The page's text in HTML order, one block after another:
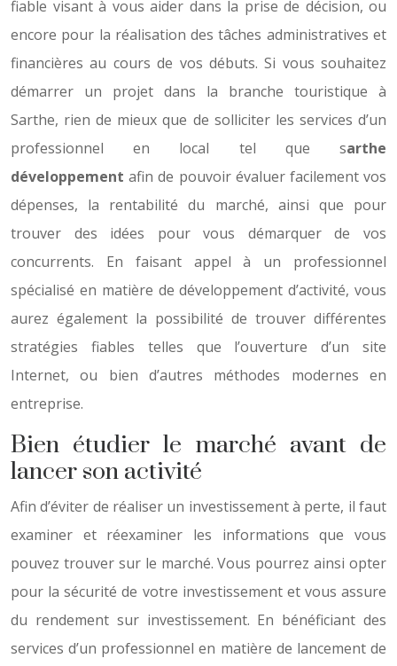
fiable visant à vous aider dans la prise de décision, ou
encore pour la réalisation des tâches administratives et
financières au cours de vos débuts. Si vous souhaitez
démarrer un projet dans la branche touristique à
Sarthe, rien de mieux que de solliciter les services d’un
professionnel en local tel que sarthe
développement afin de pouvoir évaluer facilement vos
dépenses, la rentabilité du marché, ainsi que pour
trouver des idées pour vous démarquer de vos
concurrents. En faisant appel à un professionnel
spécialisé en matière de développement d’activité, vous
aurez également la possibilité de trouver différentes
stratégies fiables telles que l’ouverture d’un site
Internet, ou bien d’autres méthodes modernes en
entreprise.
Bien étudier le marché avant de
lancer son activité
Afin d’éviter de réaliser un investissement à perte, il faut
examiner et réexaminer les informations que vous
pouvez trouver sur le marché. Vous pourrez ainsi opter
pour la sécurité de votre investissement et vous assure
du rendement sur investissement. En bénéficiant des
services d’un professionnel en matière de lancement de